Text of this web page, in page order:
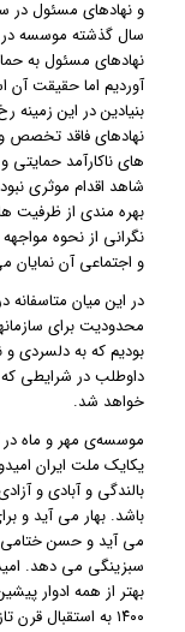
نهادهای مسئول به
آوردیم اما حقیقت
بنیادین در این زمینه
نهادهای فاقد تخصص
های ناکارآمد
شاهد اقدام موثری
بهره مندی از ظرفیت
نگرانی از نحوه
و اجتماعی آن نمایان
محدودیت برای
بودیم که به دلسردی
داوطلب در شرایطی
خواهد شد.
موسسه‌ی مهر و ماه در
یکایک ملت ایران
بالندگی و آبادی و
باشد. بهار می آید و
می آید و حسن ختامی
سبزینگی می دهد.
بهتر از همه ادوار
۱۴۰۰ به استقبال قرن تازه برویم.